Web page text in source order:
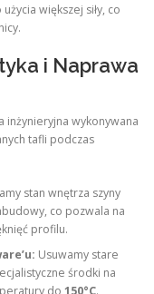
większej siły, co
i Naprawa
wykonywana
tafli podczas
stan wnętrza szyny
co pozwala na
profilu.
Usuwamy stare
środki na
do 150°C.